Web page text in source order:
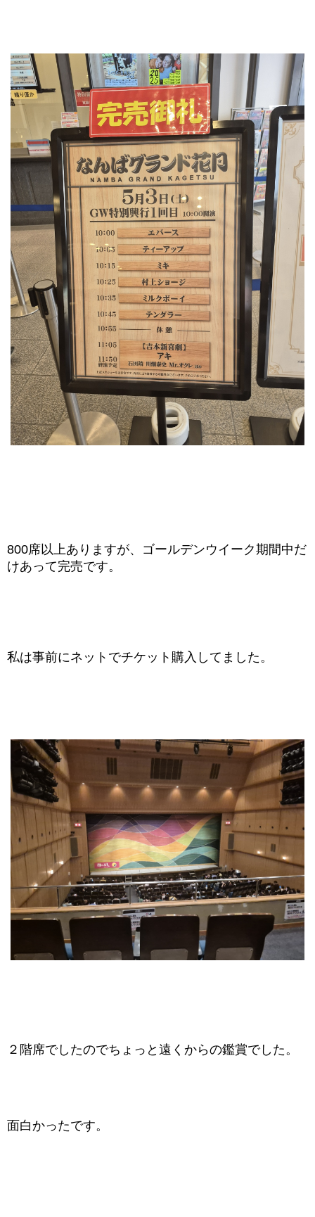
800席以上ありますが、ゴールデンウイーク期間中だ
けあって完売です。
私は事前にネットでチケット購入してました。
２階席でしたのでちょっと遠くからの鑑賞でした。
面白かったです。